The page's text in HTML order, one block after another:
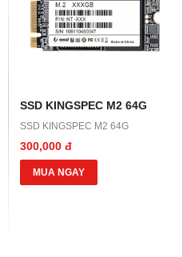
SSD KINGSPEC M2 64G
SSD KINGSPEC M2 64G
300,000 đ
MUA NGAY